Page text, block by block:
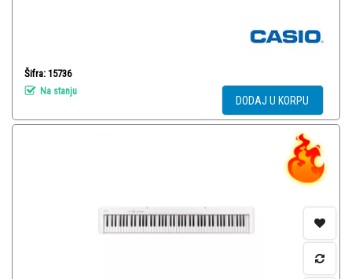
Šifra: 15736
Na stanju
DODAJ U KORPU